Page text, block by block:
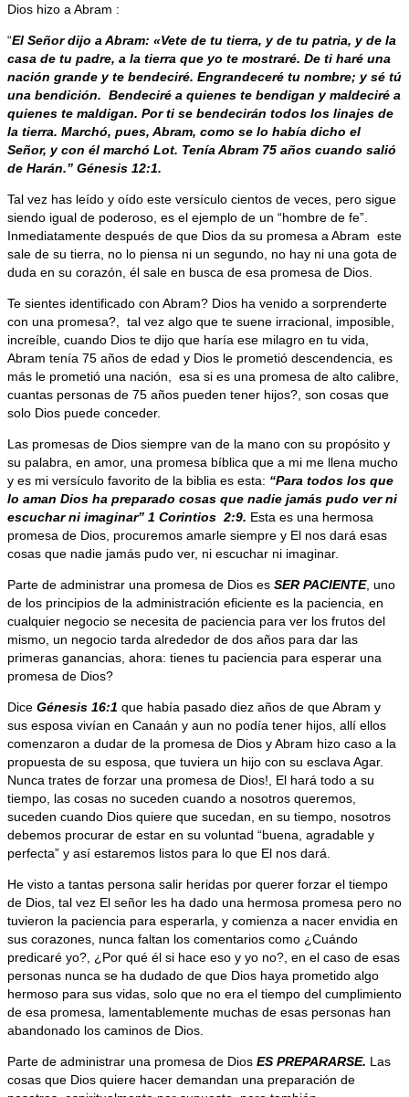
Dios hizo a Abram :
“El Señor dijo a Abram: «Vete de tu tierra, y de tu patria, y de la
casa de tu padre, a la tierra que yo te mostraré. De ti haré una
nación grande y te bendeciré. Engrandeceré tu nombre; y sé tú
una bendición. Bendeciré a quienes te bendigan y maldeciré a
quienes te maldigan. Por ti se bendecirán todos los linajes de
la tierra. Marchó, pues, Abram, como se lo había dicho el
Señor, y con él marchó Lot. Tenía Abram 75 años cuando salió
de Harán.” Génesis 12:1.
Tal vez has leído y oído este versículo cientos de veces, pero sigue
siendo igual de poderoso, es el ejemplo de un “hombre de fe”.
Inmediatamente después de que Dios da su promesa a Abram este
sale de su tierra, no lo piensa ni un segundo, no hay ni una gota de
duda en su corazón, él sale en busca de esa promesa de Dios.
Te sientes identificado con Abram? Dios ha venido a sorprenderte
con una promesa?, tal vez algo que te suene irracional, imposible,
increíble, cuando Dios te dijo que haría ese milagro en tu vida,
Abram tenía 75 años de edad y Dios le prometió descendencia, es
más le prometió una nación, esa si es una promesa de alto calibre,
cuantas personas de 75 años pueden tener hijos?, son cosas que
solo Dios puede conceder.
Las promesas de Dios siempre van de la mano con su propósito y
su palabra, en amor, una promesa bíblica que a mi me llena mucho
y es mi versículo favorito de la biblia es esta: “Para todos los que
lo aman Dios ha preparado cosas que nadie jamás pudo ver ni
escuchar ni imaginar” 1 Corintios 2:9. Esta es una hermosa
promesa de Dios, procuremos amarle siempre y El nos dará esas
cosas que nadie jamás pudo ver, ni escuchar ni imaginar.
Parte de administrar una promesa de Dios es SER PACIENTE, uno
de los principios de la administración eficiente es la paciencia, en
cualquier negocio se necesita de paciencia para ver los frutos del
mismo, un negocio tarda alrededor de dos años para dar las
primeras ganancias, ahora: tienes tu paciencia para esperar una
promesa de Dios?
Dice Génesis 16:1 que había pasado diez años de que Abram y
sus esposa vivían en Canaán y aun no podía tener hijos, allí ellos
comenzaron a dudar de la promesa de Dios y Abram hizo caso a la
propuesta de su esposa, que tuviera un hijo con su esclava Agar.
Nunca trates de forzar una promesa de Dios!, El hará todo a su
tiempo, las cosas no suceden cuando a nosotros queremos,
suceden cuando Dios quiere que sucedan, en su tiempo, nosotros
debemos procurar de estar en su voluntad “buena, agradable y
perfecta” y así estaremos listos para lo que El nos dará.
He visto a tantas persona salir heridas por querer forzar el tiempo
de Dios, tal vez El señor les ha dado una hermosa promesa pero no
tuvieron la paciencia para esperarla, y comienza a nacer envidia en
sus corazones, nunca faltan los comentarios como ¿Cuándo
predicaré yo?, ¿Por qué él si hace eso y yo no?, en el caso de esas
personas nunca se ha dudado de que Dios haya prometido algo
hermoso para sus vidas, solo que no era el tiempo del cumplimiento
de esa promesa, lamentablemente muchas de esas personas han
abandonado los caminos de Dios.
Parte de administrar una promesa de Dios ES PREPARARSE. Las
cosas que Dios quiere hacer demandan una preparación de